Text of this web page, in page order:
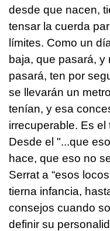
desde que nacen,
tensar la cuerda
límites. Como un
baja, que pasará, y
pasará, ten por
se llevarán un
tenían, y esa
irrecuperable. Es
Desde el "...que
hace, que eso no
Serrat a “esos
tierna infancia,
consejos cuando
definir su